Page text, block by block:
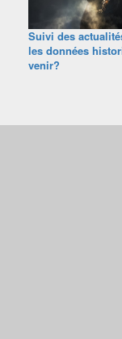
Suivi des
les données
venir?